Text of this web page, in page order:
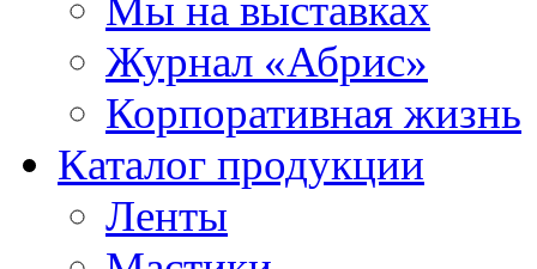
Журнал «Абрис»
Корпоративная жизнь
Каталог продукции
Ленты